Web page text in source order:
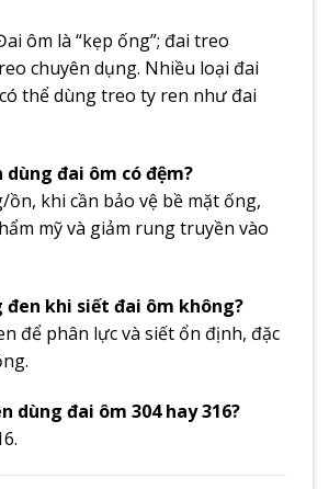
ôm là “kẹp ống”; đai treo
chuyên dụng. Nhiều loại đai
thể dùng treo ty ren như đai
dùng đai ôm có đệm?
khi cần bảo vệ bề mặt ống,
mỹ và giảm rung truyền vào
đen khi siết đai ôm không?
để phân lực và siết ổn định, đặc
dùng đai ôm 304 hay 316?